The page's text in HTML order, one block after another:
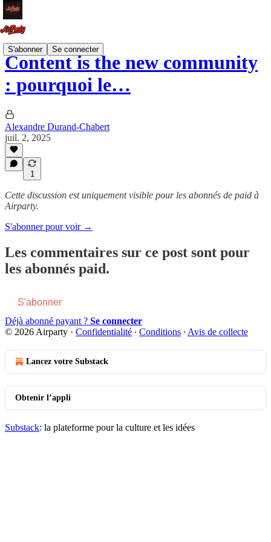
S'abonner Se connecter
Content is the new community
: pourquoi le…
Alexandre Durand-Chabert
juil. 2, 2025
1
Cette discussion est uniquement visible pour les abonnés de paid à
Airparty.
S'abonner pour voir →
Les commentaires sur ce post sont pour
les abonnés paid.
S'abonner
Déjà abonné payant ? Se connecter
© 2026 Airparty · Confidentialité ∙ Conditions ∙ Avis de collecte
Lancez votre Substack
Obtenir l’appli
Substack: la plateforme pour la culture et les idées